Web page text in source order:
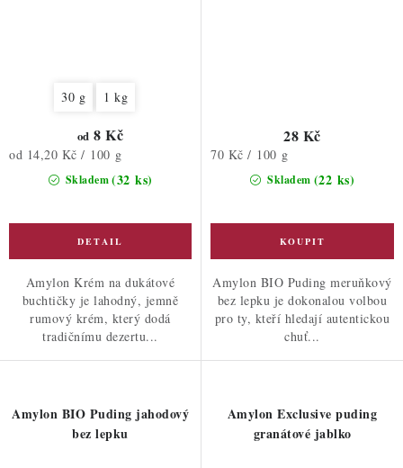
30 g 1 kg
Skladem(32 ks)
od 8 Kč
Měrná
od 14,20 Kč / 100 g
Amylon Krém na dukátové
buchtičky je lahodný, jemně
rumový krém, který dodá
tradičnímu dezertu...
Skladem (22 ks)
28 Kč
Měrná
70 Kč / 100 g
Amylon BIO Puding meruňkový
bez lepku je dokonalou volbou
pro ty, kteří hledají autentickou
chuť...
Amylon BIO Puding jahodový
bez lepku
Amylon Exclusive puding
granátové jablko